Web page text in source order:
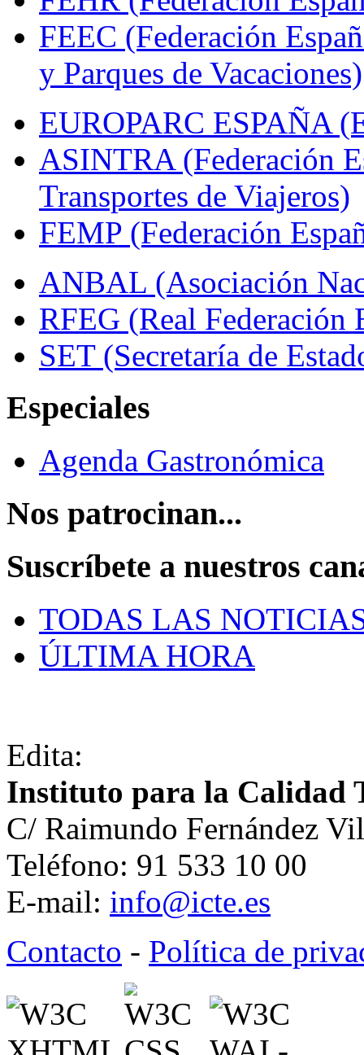
FEEC (Federación
y Parques de Vacaciones)
EUROPARC ESPAÑA
ASINTRA (Federación
Transportes de Viajeros)
FEMP (Federación
ANBAL (Asociación
RFEG (Real Federación
SET (Secretaría de
Especiales
Agenda Gastronómica
Nos patrocinan...
Suscríbete a nuestros
TODAS LAS
ÚLTIMA HORA
Edita:
Instituto para la Calidad
C/ Raimundo Fernández
Teléfono: 91 533 10 00
E-mail: info@icte.es
Contacto - Política de